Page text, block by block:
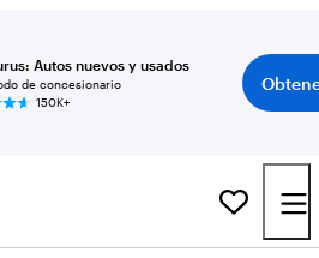
Autos nuevos y usados
de concesionario
150K+